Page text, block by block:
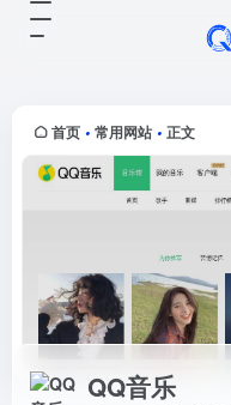
首页 • 常用网站 • 正文
QQ音乐